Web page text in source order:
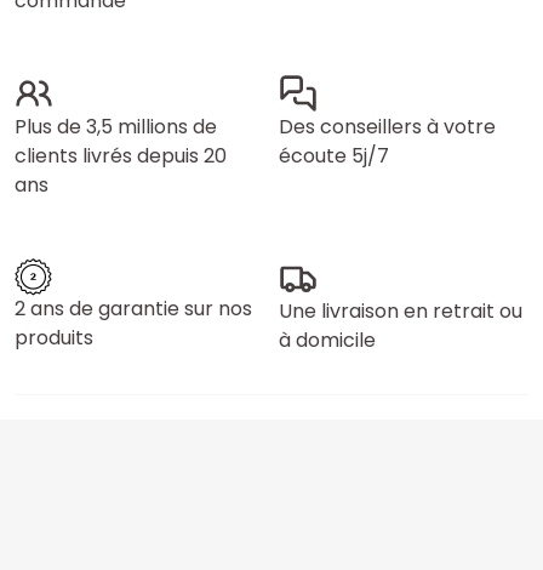
Plus de 3,5 millions de
clients livrés depuis 20
ans
Des conseillers à votre
écoute 5j/7
2 ans de garantie sur nos
produits
Une livraison en retrait ou
à domicile